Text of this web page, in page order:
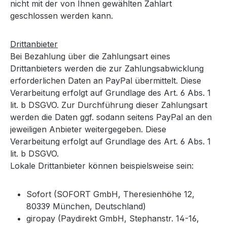
nicht mit der von Ihnen gewählten Zahlart
geschlossen werden kann.
Drittanbieter
Bei Bezahlung über die Zahlungsart eines
Drittanbieters werden die zur Zahlungsabwicklung
erforderlichen Daten an PayPal übermittelt. Diese
Verarbeitung erfolgt auf Grundlage des Art. 6 Abs. 1
lit. b DSGVO. Zur Durchführung dieser Zahlungsart
werden die Daten ggf. sodann seitens PayPal an den
jeweiligen Anbieter weitergegeben. Diese
Verarbeitung erfolgt auf Grundlage des Art. 6 Abs. 1
lit. b DSGVO.
Lokale Drittanbieter können beispielsweise sein:
Sofort (SOFORT GmbH, Theresienhöhe 12,
80339 München, Deutschland)
giropay (Paydirekt GmbH, Stephanstr. 14-16,